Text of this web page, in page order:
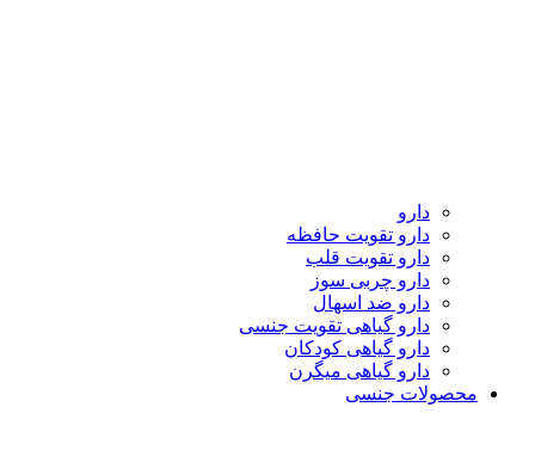
دارو
دارو تقویت حافظه
دارو تقویت قلب
دارو چربی سوز
دارو ضد اسهال
دارو گیاهی تقویت جنسی
دارو گیاهی کودکان
دارو گیاهی میگرن
محصولات جنسی